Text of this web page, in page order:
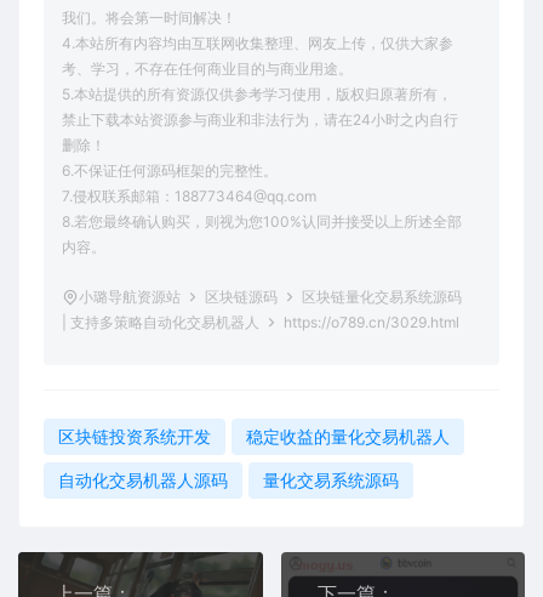
我们。将会第一时间解决！
4.本站所有内容均由互联网收集整理、网友上传，仅供大家参
考、学习，不存在任何商业目的与商业用途。
5.本站提供的所有资源仅供参考学习使用，版权归原著所有，
禁止下载本站资源参与商业和非法行为，请在24小时之内自行
删除！
6.不保证任何源码框架的完整性。
7.侵权联系邮箱：188773464@qq.com
8.若您最终确认购买，则视为您100%认同并接受以上所述全部
内容。
小璐导航资源站 区块链源码
区块链量化交易系统源码
| 支持多策略自动化交易机器人
https://o789.cn/3029.html
区块链投资系统开发 稳定收益的量化交易机器人
自动化交易机器人源码 量化交易系统源码